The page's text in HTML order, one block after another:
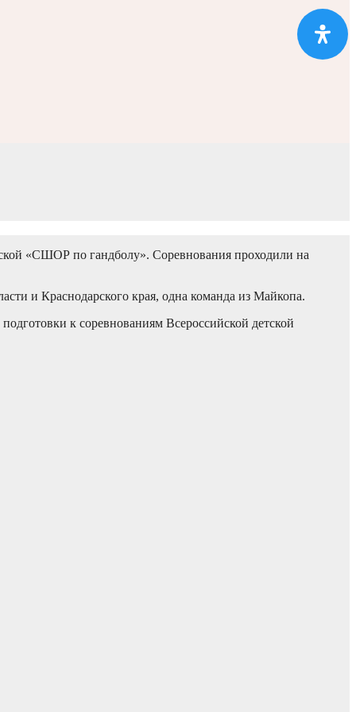
«СШОР по гандболу». Соревнования проходили на
и Краснодарского края, одна команда из Майкопа.
к соревнованиям Всероссийской детской